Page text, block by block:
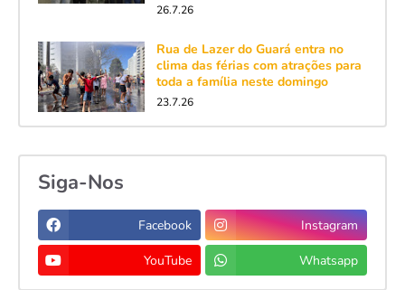
26.7.26
Rua de Lazer do Guará entra no
clima das férias com atrações para
toda a família neste domingo
23.7.26
Siga-Nos
Facebook Instagram
YouTube Whatsapp